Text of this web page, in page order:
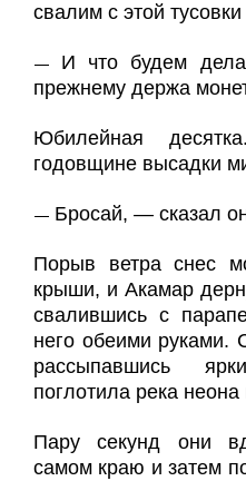
свалим с этой
— И что будем
прежнему держа
Юбилейная
годовщине высадки
— Бросай, — сказал
Порыв ветра снес
крыши, и Акамар
свалившись с
него обеими руками.
рассыпавшись
поглотила река неона
Пару секунд они
самом краю и затем